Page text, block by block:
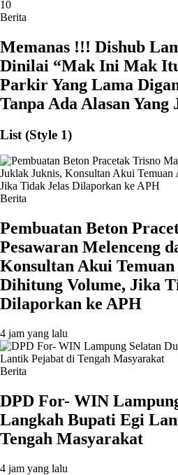
10
Berita
Memanas !!! Dishub
Dinilai “Mak Ini Mak
Parkir Yang Lama
Tanpa Ada Alasan Yang
List (Style 1)
Berita
Pembuatan Beton
Pesawaran Melenceng
Konsultan Akui
Dihitung Volume, Jika
Dilaporkan ke APH
4 jam yang lalu
Berita
DPD For- WIN
Langkah Bupati Egi
Tengah Masyarakat
4 jam yang lalu